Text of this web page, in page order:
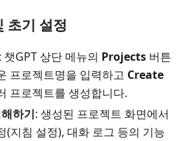
초기 설정
: 챗GPT 상단 메뉴의 Projects 버튼
프로젝트명을 입력하고 Create
프로젝트를 생성합니다.
하기: 생성된 프로젝트 화면에서
(지침 설정), 대화 로그 등의 기능